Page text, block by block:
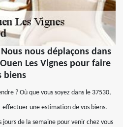
nous déplaçons dans
Les Vignes pour faire
biens
? Où que vous soyez dans le 37530,
effectuer une estimation de vos biens.
jours de la semaine pour venir chez vous